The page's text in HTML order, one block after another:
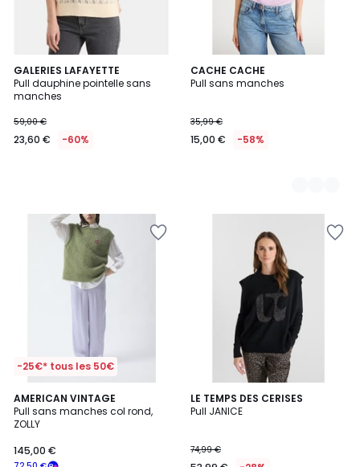
GALERIES LAFAYETTE
Pull dauphine pointelle sans
manches
59,00 €
23,60 € -60%
CACHE CACHE
Pull sans manches
35,99 €
15,00 € -58%
2
Couleurs
-25€* tous les 50€
AMERICAN VINTAGE
Pull sans manches col rond,
ZOLLY
145,00 €
LE TEMPS DES CERISES
Pull JANICE
74,99 €